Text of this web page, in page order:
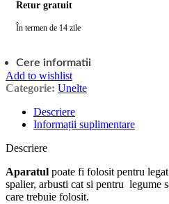
Retur gratuit
În termen de 14 zile
Cere informatii
Add to wishlist
Categorie: Unelte
Descriere
Informații suplimentare
Descriere
Aparatul poate fi folosit pentru
spalier, arbusti cat si pentru legume
care trebuie folosit.